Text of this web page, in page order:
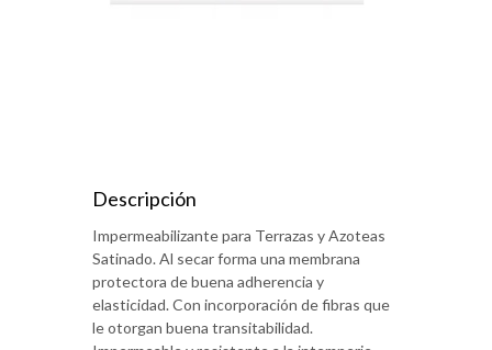
Descripción
Impermeabilizante para Terrazas y Azoteas
Satinado. Al secar forma una membrana
protectora de buena adherencia y
elasticidad. Con incorporación de fibras que
le otorgan buena transitabilidad.